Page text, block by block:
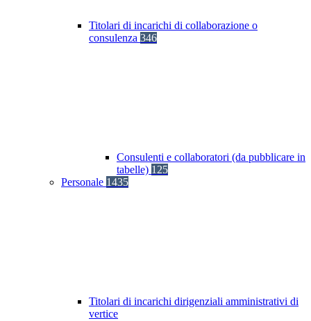
Titolari di incarichi di collaborazione o
consulenza 346
Consulenti e collaboratori (da pubblicare in
tabelle) 125
Personale 1435
Titolari di incarichi dirigenziali amministrativi di
vertice